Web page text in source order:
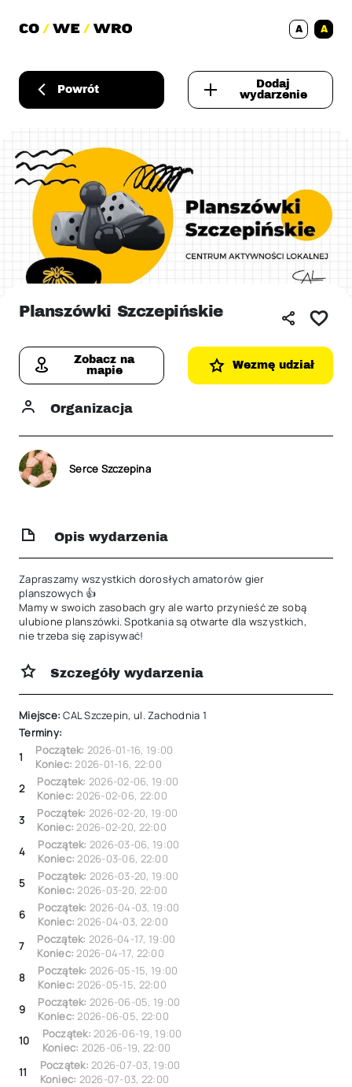
A A
Powrót
Dodaj
wydarzenie
Planszówki Szczepińskie
Zobacz na
mapie
Wezmę udział
Organizacja
Serce Szczepina
Opis wydarzenia
Zapraszamy wszystkich dorosłych amatorów gier
planszowych 👍
Mamy w swoich zasobach gry ale warto przynieść ze sobą
ulubione planszówki. Spotkania są otwarte dla wszystkich,
nie trzeba się zapisywać!
Szczegóły wydarzenia
Miejsce:CAL Szczepin, ul. Zachodnia 1
Terminy:
1
Początek: 2026-01-16, 19:00
Koniec:2026-01-16, 22:00
2
Początek: 2026-02-06, 19:00
Koniec:2026-02-06, 22:00
3
Początek: 2026-02-20, 19:00
Koniec:2026-02-20, 22:00
4
Początek: 2026-03-06, 19:00
Koniec:2026-03-06, 22:00
5
Początek: 2026-03-20, 19:00
Koniec:2026-03-20, 22:00
6
Początek: 2026-04-03, 19:00
Koniec:2026-04-03, 22:00
7
Początek: 2026-04-17, 19:00
Koniec:2026-04-17, 22:00
8
Początek: 2026-05-15, 19:00
Koniec:2026-05-15, 22:00
9
Początek: 2026-06-05, 19:00
Koniec:2026-06-05, 22:00
10
Początek:2026-06-19, 19:00
Koniec: 2026-06-19, 22:00
11
Początek:2026-07-03, 19:00
Koniec: 2026-07-03, 22:00